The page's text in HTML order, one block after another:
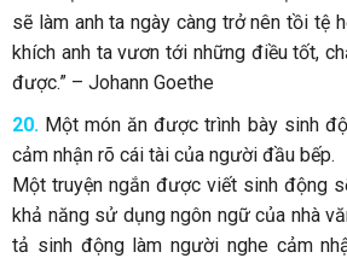
sẽ làm anh ta ngày càng trở nên tồi tệ
khích anh ta vươn tới những điều tốt,
được.” – Johann Goethe
20. Một món ăn được trình bày sinh
cảm nhận rõ cái tài của người đầu bếp.
Một truyện ngắn được viết sinh động
khả năng sử dụng ngôn ngữ của nhà
tả sinh động làm người nghe cảm